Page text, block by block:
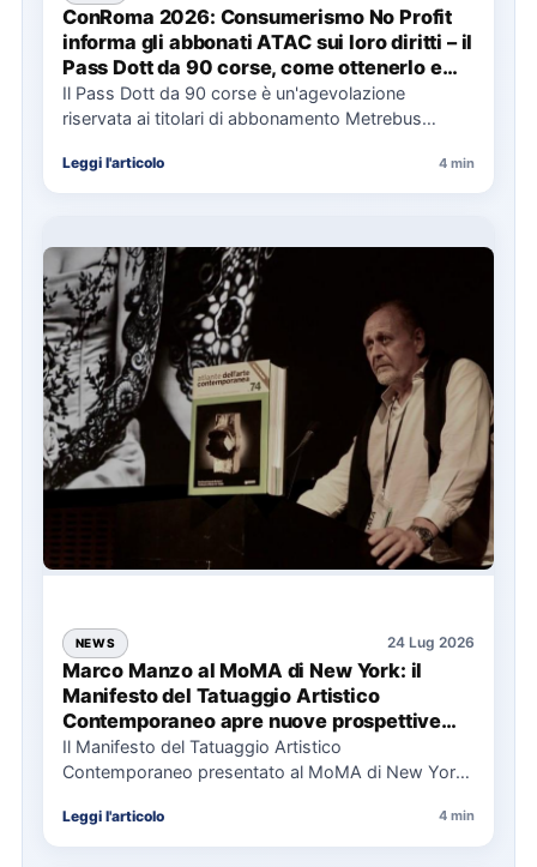
ConRoma 2026: Consumerismo No Profit
informa gli abbonati ATAC sui loro diritti – il
Pass Dott da 90 corse, come ottenerlo e
cosa spetta in caso di disservizi
Il Pass Dott da 90 corse è un'agevolazione
riservata ai titolari di abbonamento Metrebus
Leggi l'articolo 4 min
NEWS 24 Lug 2026
Marco Manzo al MoMA di New York: il
Manifesto del Tatuaggio Artistico
Contemporaneo apre nuove prospettive
per il collezionismo
Il Manifesto del Tatuaggio Artistico
Contemporaneo presentato al MoMA di New York
Leggi l'articolo 4 min